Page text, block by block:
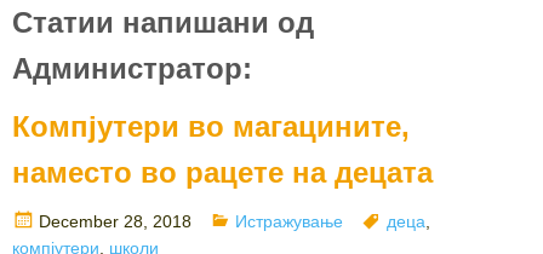
Статии напишани од
Администратор:
Компјутери во магацините,
наместо во рацете на децата
Posted
on
December 28, 2018 Categories
Истражување Tags
деца
компјутери
школи